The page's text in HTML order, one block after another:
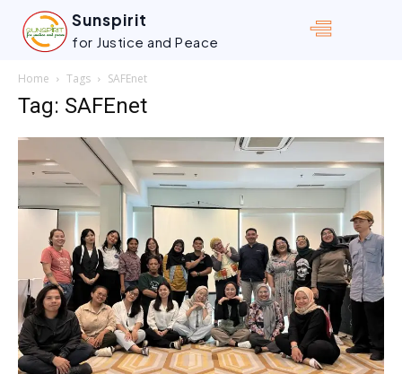
Sunspirit
for Justice and Peace
Home Tags SAFEnet
Tag: SAFEnet